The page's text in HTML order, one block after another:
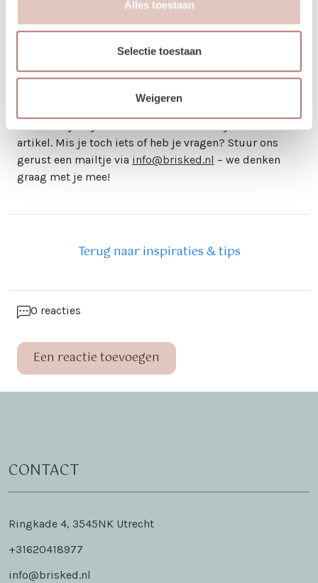
Alles toestaan
Selectie toestaan
Weigeren
En daar heb je het: een prachtig gestylde tafel met een
Deze neutrale look is perfect voor wie houdt van een
rustige, elegante kerstsfeer. Laat het kerstdiner maar
beginnen! Ben je enthousiast geworden en wil je zelf
aan de slag met deze look? Alle producten die je nodig
artikel. Mis je toch iets of heb je vragen? Stuur ons
gerust een mailtje via info@brisked.nl – we denken
graag met je mee!
Terug naar inspiraties & tips
0 reacties
Een reactie toevoegen
CONTACT
Ringkade 4, 3545NK Utrecht
+31620418977
info@brisked.nl